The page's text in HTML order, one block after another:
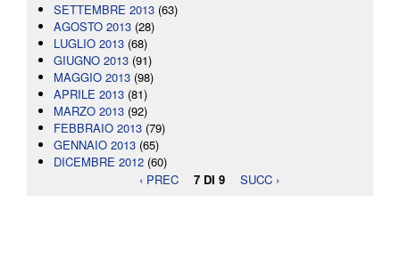
SETTEMBRE 2013 (63)
AGOSTO 2013 (28)
LUGLIO 2013 (68)
GIUGNO 2013 (91)
MAGGIO 2013 (98)
APRILE 2013 (81)
MARZO 2013 (92)
FEBBRAIO 2013 (79)
GENNAIO 2013 (65)
DICEMBRE 2012 (60)
‹ PREC
7 DI 9 SUCC ›